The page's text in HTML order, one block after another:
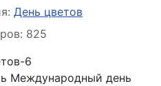
о материале
День цветов
825
6